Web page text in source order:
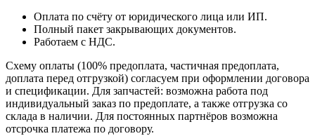
Оплата по счёту от юридического лица или ИП.
Полный пакет закрывающих документов.
Работаем с НДС.
Схему оплаты (100% предоплата, частичная предоплата,
доплата перед отгрузкой) согласуем при оформлении договора
и спецификации. Для запчастей: возможна работа под
индивидуальный заказ по предоплате, а также отгрузка со
склада в наличии. Для постоянных партнёров возможна
отсрочка платежа по договору.